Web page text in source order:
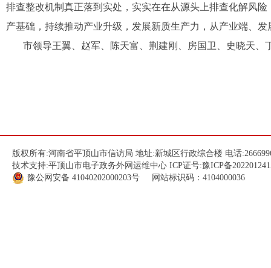
排查整改机制真正落到实处，实实在在从源头上排查化解风
产基础，持续推动产业升级，发展新质生产力，从产业端、
市领导王翼、赵军、陈天富、荆建刚、房国卫、史晓天、
版权所有:河南省平顶山市信访局 地址:新城区行政综合楼 电话
技术支持:平顶山市电子政务外网运维中心 ICP证号:豫ICP备
豫公网安备 41040202000203号 网站标识码：4104000036